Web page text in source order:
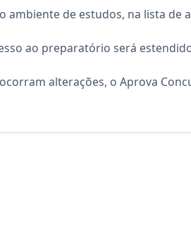
de estudos, na lista de
ao preparatório será
alterações, o Aprova